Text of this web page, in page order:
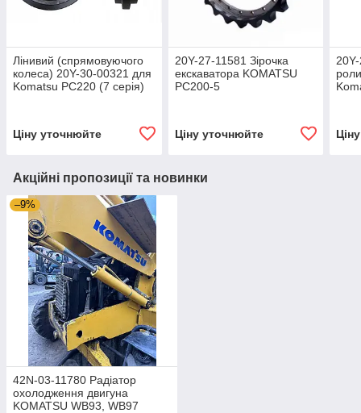
Лінивий (спрямовуючого
колеса) 20Y-30-00321 для
Komatsu PC220 (7 серія)
Ціну уточнюйте
20Y-27-11581 Зірочка
екскаватора KOMATSU
PC200-5
Ціну уточнюйте
Акційні пропозиції та новинки
–9%
42N-03-11780 Радіатор
охолодження двигуна
KOMATSU WB93, WB97